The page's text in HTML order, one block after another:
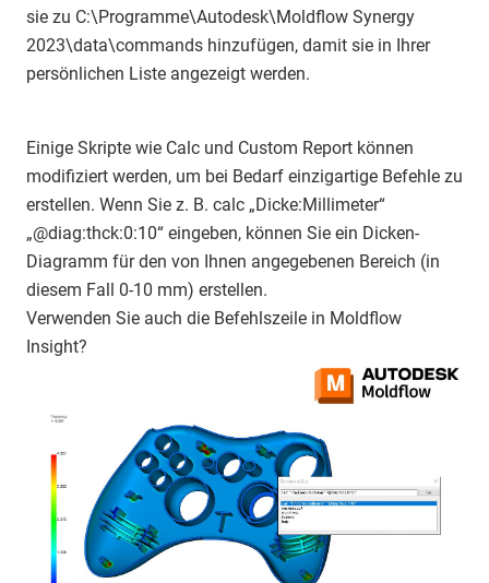
sie zu C:\Programme\Autodesk\Moldflow Synergy
2023\data\commands hinzufügen, damit sie in Ihrer
persönlichen Liste angezeigt werden.
Einige Skripte wie Calc und Custom Report können
modifiziert werden, um bei Bedarf einzigartige Befehle zu
erstellen. Wenn Sie z. B. calc „Dicke:Millimeter“
„@diag:thck:0:10“ eingeben, können Sie ein Dicken-
Diagramm für den von Ihnen angegebenen Bereich (in
diesem Fall 0-10 mm) erstellen.
Verwenden Sie auch die Befehlszeile in Moldflow
Insight?